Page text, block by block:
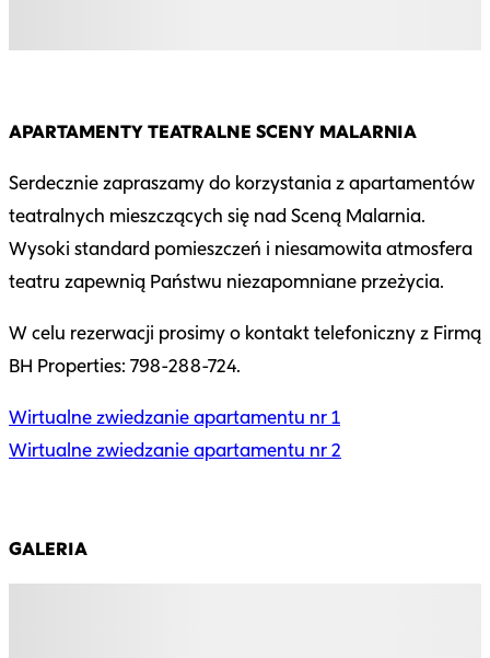
APARTAMENTY TEATRALNE SCENY MALARNIA
Serdecznie zapraszamy do korzystania z apartamentów
teatralnych mieszczących się nad Sceną Malarnia.
Wysoki standard pomieszczeń i niesamowita atmosfera
teatru zapewnią Państwu niezapomniane przeżycia.
W celu rezerwacji prosimy o kontakt telefoniczny z Firmą
BH Properties: 798-288-724.
Wirtualne zwiedzanie apartamentu nr 1
Wirtualne zwiedzanie apartamentu nr 2
GALERIA